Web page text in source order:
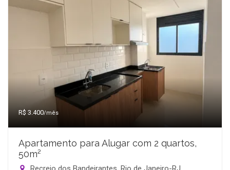
R$ 3.400/mês
Apartamento para Alugar com 2 quartos,
50m²